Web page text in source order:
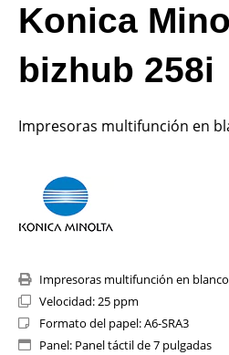
Konica
bizhub 258i
Impresoras multifunción en
Impresoras multifunción en
Velocidad: 25 ppm
Formato del papel: A6-SRA3
Panel: Panel táctil de 7 pulgadas